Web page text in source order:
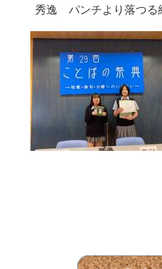
秀逸 パンチより落つ